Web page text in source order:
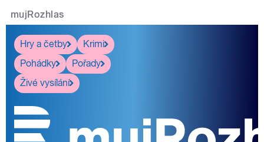
mujRozhlas
Hry a četby
Krimi
Pohádky
Pořady
Živé vysílání